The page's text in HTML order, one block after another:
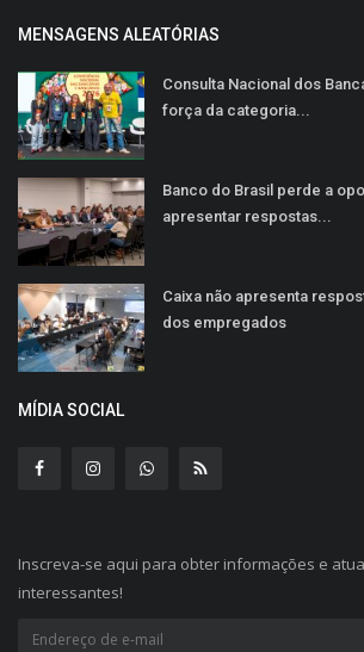
MENSAGENS ALEATÓRIAS
Consulta Nacional dos
força da categoria...
Banco do Brasil perde a
apresentar respostas...
Caixa não apresenta
dos empregados
MÍDIA SOCIAL
Inscreva-se aqui para obter informações e
interessantes!